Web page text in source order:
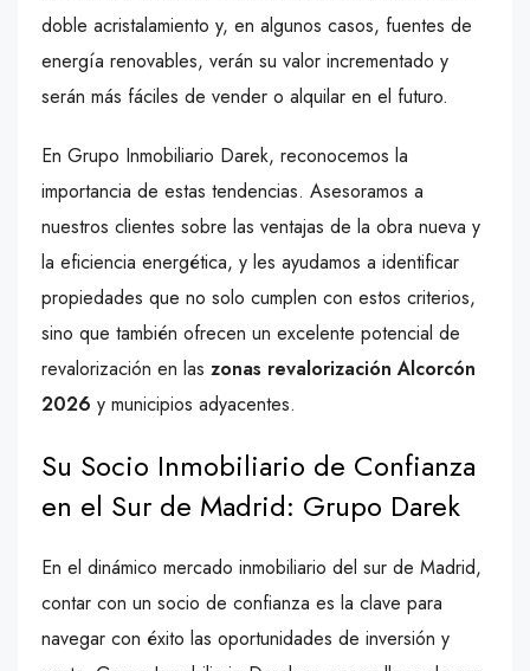
doble acristalamiento y, en algunos casos, fuentes de
energía renovables, verán su valor incrementado y
serán más fáciles de vender o alquilar en el futuro.
En Grupo Inmobiliario Darek, reconocemos la
importancia de estas tendencias. Asesoramos a
nuestros clientes sobre las ventajas de la obra nueva y
la eficiencia energética, y les ayudamos a identificar
propiedades que no solo cumplen con estos criterios,
sino que también ofrecen un excelente potencial de
revalorización en las zonas revalorización Alcorcón
2026 y municipios adyacentes.
Su Socio Inmobiliario de Confianza
en el Sur de Madrid: Grupo Darek
En el dinámico mercado inmobiliario del sur de Madrid,
contar con un socio de confianza es la clave para
navegar con éxito las oportunidades de inversión y